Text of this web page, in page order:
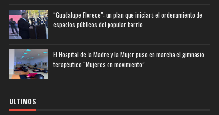
“Guadalupe Florece”: un plan que iniciará el ordenamiento de
espacios públicos del popular barrio
El Hospital de la Madre y la Mujer puso en marcha el gimnasio
terapéutico “Mujeres en movimiento”
ULTIMOS